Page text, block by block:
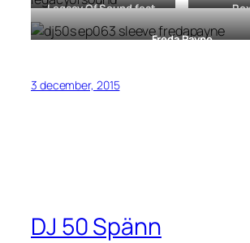
Legacy Of Sound feat.
Meja
Happy[12” 1992] Freda Payne
3 december, 2015
DJ 50 Spänn